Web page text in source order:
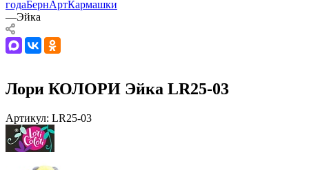
годаБернАртКармашки
—Эйка
Лори КОЛОРИ Эйка LR25-03
Артикул: LR25-03